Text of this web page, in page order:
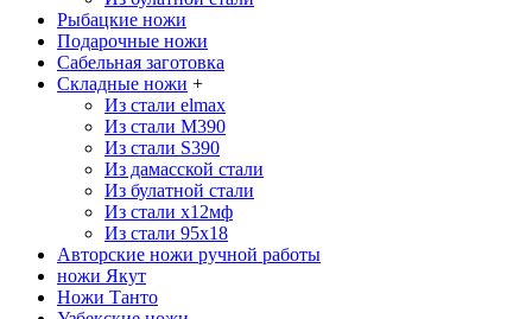
Рыбацкие ножи
Подарочные ножи
Сабельная заготовка
Складные ножи +
Из стали elmax
Из стали М390
Из стали S390
Из дамасской стали
Из булатной стали
Из стали х12мф
Из стали 95х18
Авторские ножи ручной работы
ножи Якут
Ножи Танто